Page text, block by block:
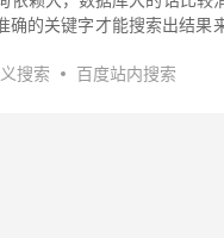
的关键字才能搜索出结果
搜索 百度站内搜索